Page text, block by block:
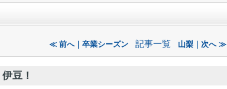
≪ 前へ｜卒業シーズン 記事一覧 山梨｜次へ ≫
伊豆！